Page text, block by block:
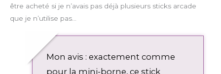
être acheté si je n’avais pas déjà plusieurs sticks arcade
que je n’utilise pas…
Mon avis : exactement comme
pour la mini-borne, ce stick